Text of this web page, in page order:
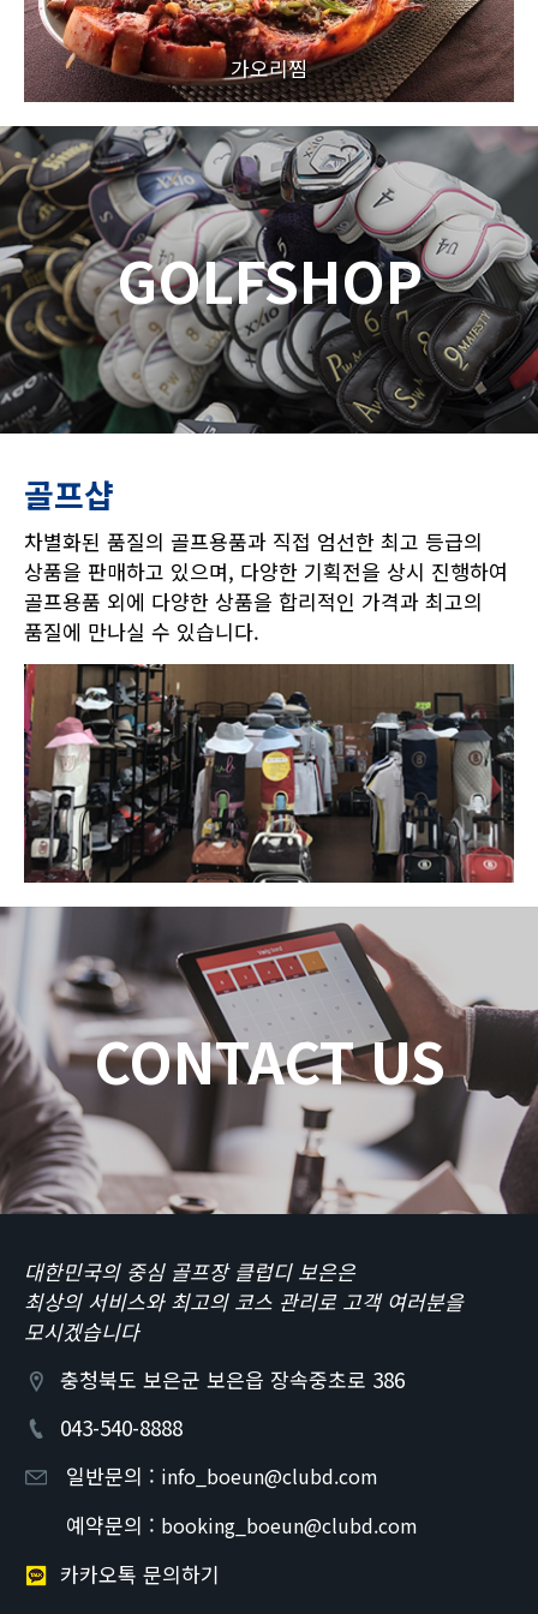
가오리찜
GOLFSHOP
골프샵
차별화된 품질의 골프용품과 직접 엄선한 최고 등급의
상품을 판매하고 있으며, 다양한 기획전을 상시 진행하여
골프용품 외에 다양한 상품을 합리적인 가격과 최고의
품질에 만나실 수 있습니다.
CONTACT US
대한민국의 중심 골프장 클럽디 보은은
최상의 서비스와 최고의 코스 관리로 고객 여러분을
모시겠습니다
충청북도 보은군 보은읍 장속중초로 386
043-540-8888
일반문의 : info_boeun@clubd.com
예약문의 : booking_boeun@clubd.com
카카오톡 문의하기